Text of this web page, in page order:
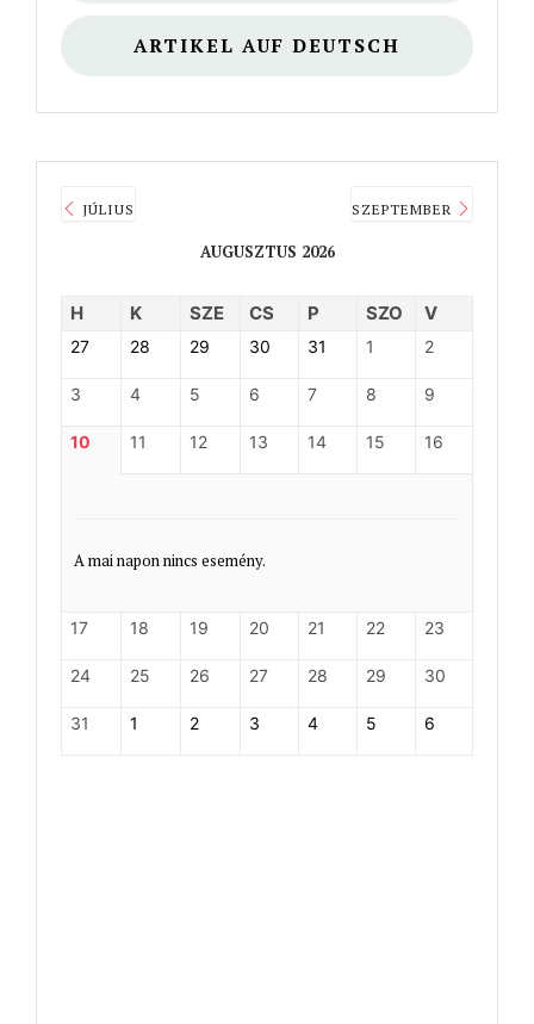
ARTIKEL AUF DEUTSCH
JÚLIUS
AUGUSZTUS 2026
SZEPTEMBER
H K SZE CS P SZO V
27 28 29 30 31 1 2
3 4 5 6 7 8 9
10 11 12 13 14 15 16
A mai napon nincs esemény.
17 18 19 20 21 22 23
24 25 26 27 28 29 30
31 1 2 3 4 5 6